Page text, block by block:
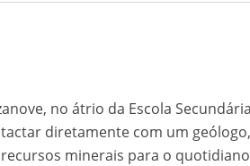
no átrio da Escola
diretamente com um
minerais para o